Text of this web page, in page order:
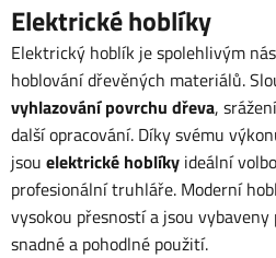
Elektrické hoblíky
Elektrický hoblík je spolehlivým
hoblování dřevěných materiálů.
vyhlazování povrchu dřeva,
další opracování. Díky svému
jsou elektrické hoblíky ideální
profesionální truhláře. Moderní
vysokou přesností a jsou
snadné a pohodlné použití.